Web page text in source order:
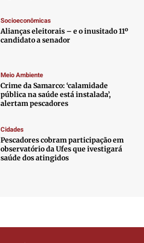
Socioeconômicas
Alianças eleitorais – e o inusitado 11º
candidato a senador
Meio Ambiente
Crime da Samarco: ‘calamidade
pública na saúde está instalada’,
alertam pescadores
Cidades
Pescadores cobram participação em
observatório da Ufes que ivestigará
saúde dos atingidos